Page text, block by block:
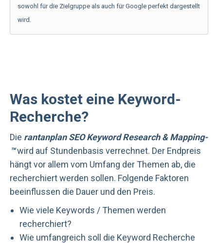
sowohl für die Zielgruppe als auch für Google perfekt dargestellt
wird.
Was kostet eine Keyword-
Recherche?
Die rantanplan SEO Keyword Research & Mapping­
™wird auf Stundenbasis verrechnet. Der Endpreis
hängt vor allem vom Umfang der Themen ab, die
recherchiert werden sollen. Folgende Faktoren
beeinflussen die Dauer und den Preis.
Wie viele Keywords / Themen werden
recherchiert?
Wie umfangreich soll die Keyword Recherche